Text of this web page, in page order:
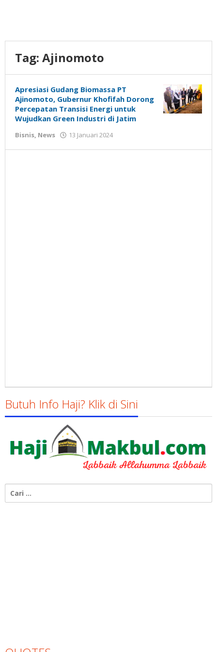
Tag: Ajinomoto
Apresiasi Gudang Biomassa PT
Ajinomoto, Gubernur Khofifah Dorong
Percepatan Transisi Energi untuk
Wujudkan Green Industri di Jatim
Bisnis, News 13 Januari 2024
Susanto
Butuh Info Haji? Klik di Sini
untuk: